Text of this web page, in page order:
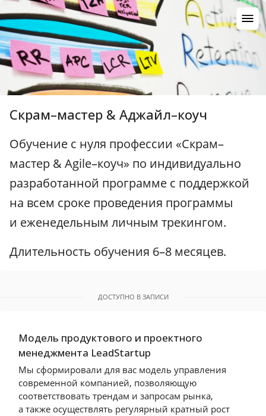
Скрам–мастер & Аджайл–коуч
Обучение с нуля профессии «Скрам–
мастер & Agile–коуч» по индивидуально
разработанной программе с поддержкой
на всем сроке проведения программы
и еженедельным личным трекингом.
Длительность обучения 6–8 месяцев.
ДОСТУПНО В ЗАПИСИ
Модель продуктового и проектного
менеджмента LeadStartup
Мы сформировали для вас модель управления
современной компанией, позволяющую
соответствовать трендам и запросам рынка,
а также осуществлять регулярный кратный рост